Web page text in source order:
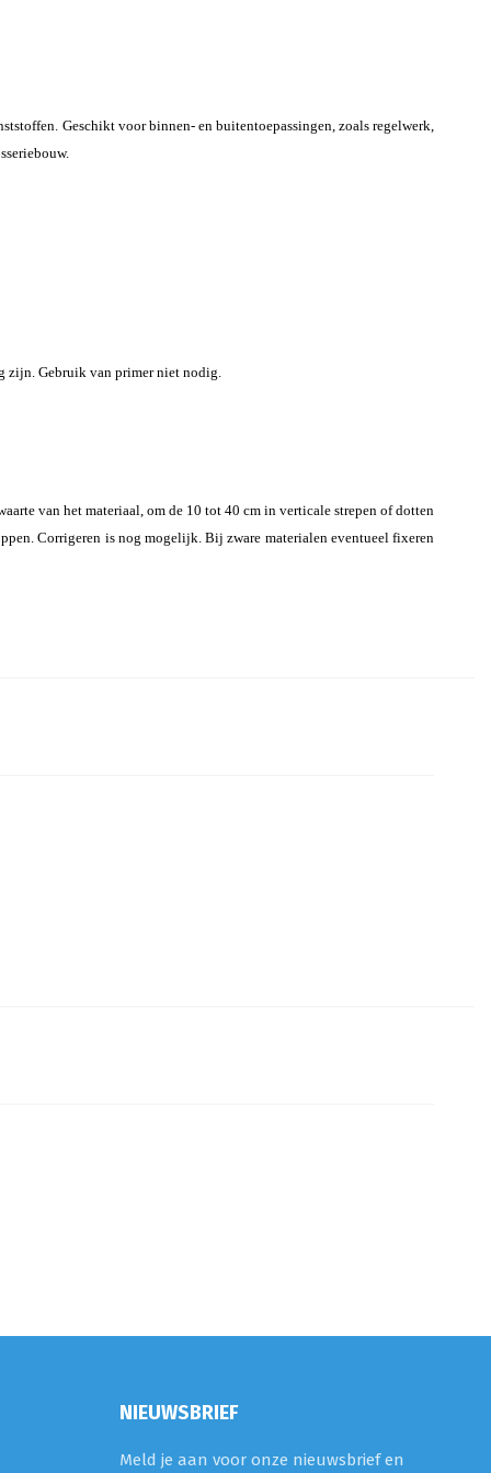
Geschikt voor binnen- en buitentoepassingen, zoals regelwerk,
zijn. Gebruik van primer niet nodig.
van het materiaal, om de 10 tot 40 cm in verticale strepen of dotten
Corrigeren is nog mogelijk. Bij zware materialen eventueel fixeren
NIEUWSBRIEF
Meld je aan voor onze nieuwsbrief en